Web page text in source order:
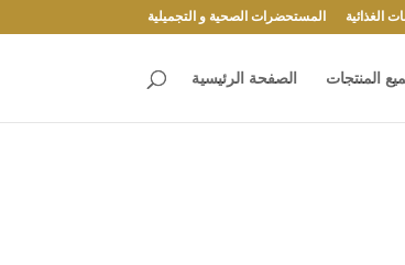
الغذائية المستحضرات الصحية و التجميلية
المنتجات الصفحة الرئيسية